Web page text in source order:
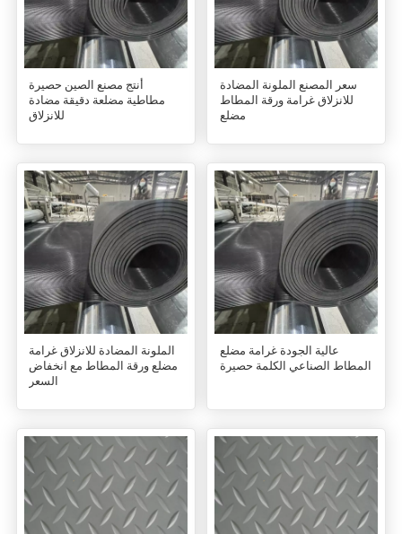
أنتج مصنع الصين حصيرة
مطاطية مضلعة دقيقة مضادة
للانزلاق
سعر المصنع الملونة المضادة
للانزلاق غرامة ورقة المطاط
مضلع
الملونة المضادة للانزلاق غرامة
مضلع ورقة المطاط مع انخفاض
السعر
عالية الجودة غرامة مضلع
المطاط الصناعي الكلمة حصيرة